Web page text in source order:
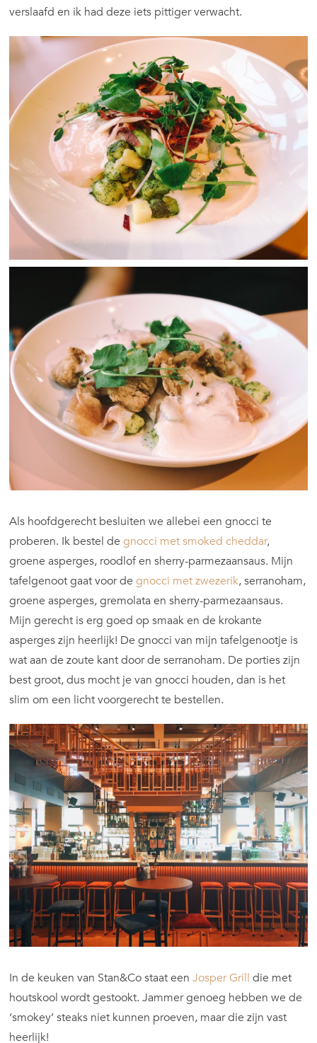
verslaafd en ik had deze iets pittiger verwacht.
Als hoofdgerecht besluiten we allebei een gnocci te
proberen. Ik bestel degnocci met smoked cheddar,
groene asperges, roodlof en sherry-parmezaansaus. Mijn
tafelgenoot gaat voor degnocci met zwezerik, serranoham,
groene asperges, gremolata en sherry-parmezaansaus.
Mijn gerecht is erg goed op smaak en de krokante
asperges zijn heerlijk! De gnocci van mijn tafelgenootje is
wat aan de zoute kant door de serranoham. De porties zijn
best groot, dus mocht je van gnocci houden, dan is het
slim om een licht voorgerecht te bestellen.
In de keuken van Stan&Co staat eenJosper Grill die met
houtskool wordt gestookt. Jammer genoeg hebben we de
‘smokey’ steaks niet kunnen proeven, maar die zijn vast
heerlijk!